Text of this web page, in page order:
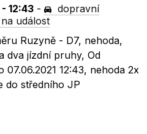
12:43 -
dopravní
událost
Ruzyně - D7, nehoda,
dva jízdní pruhy, Od
07.06.2021 12:43, nehoda 2x
do středního JP